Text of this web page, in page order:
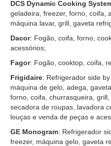
DCS Dynamic Cooking
geladeira, freezer, forno, coifa,
máquina lavar, grill, gaveta
Dacor: Fogão, coifa, forno,
acessórios;
Fagor: Fogão, cooktop, coifa,
Frigidaire: Refrigerador side
máquina de gelo, adega,
forno, coifa, churrasqueira,
secadora de roupas, lavadora
louças e venda de peças e
GE Monogram: Refrigerador
freezer, máquina gelo, gaveta